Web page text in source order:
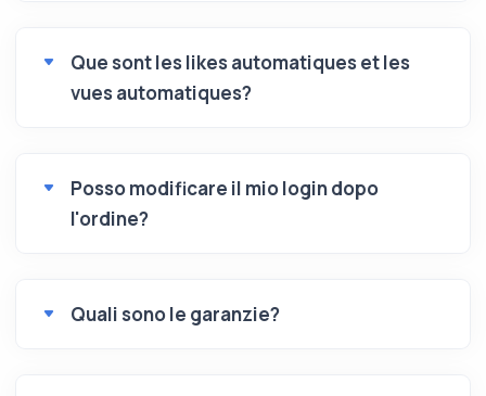
Que sont les likes automatiques et les
vues automatiques?
Posso modificare il mio login dopo
l'ordine?
Quali sono le garanzie?